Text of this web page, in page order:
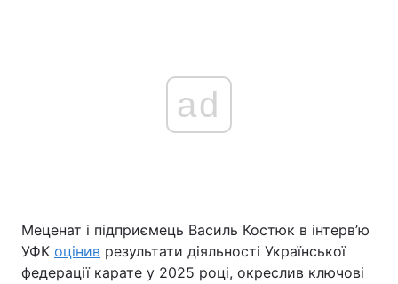
ad
Меценат і підприємець Василь Костюк в інтерв’ю
УФК оцінив результати діяльності Української
федерації карате у 2025 році, окреслив ключові